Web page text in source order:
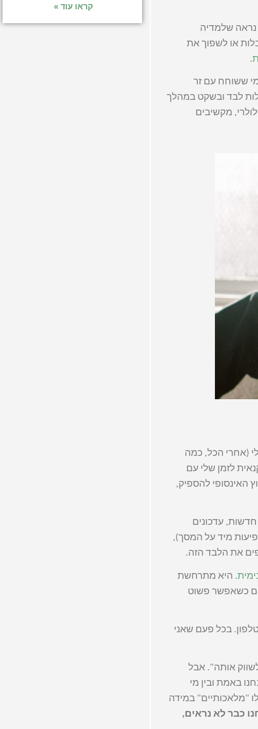
נראה שלמדיה
או לשפוך את
.
ששוחח עם זר
לבד ובשקט במהלך
מקשיבים
(אחרי הכל, כמה
לזמן שלי עם
האינסופי להספיק,
עדכונים
מיד על המסך),
את הלבד הזה.
. היא מתרחשת
כשאפשר פשוט
– ללא שיחה או גלישה בטלפון. בכל פעם שאני
אותה". אבל
באמת ובין מי
"מלאכותיים" במידה
כבר לא נראים,
קראו עוד »